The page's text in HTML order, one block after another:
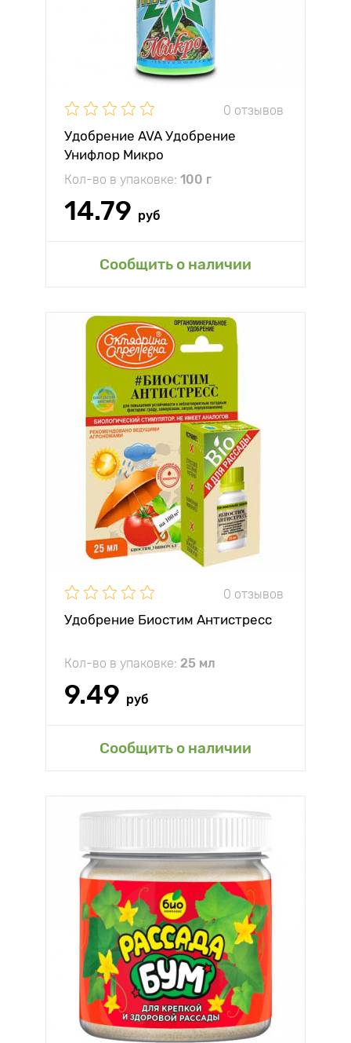
0 отзывов
Удобрение AVA Удобрение
Унифлор Микро
Кол-во в упаковке: 100 г
14.79 руб
Сообщить о наличии
0 отзывов
Удобрение Биостим Антистресс
Кол-во в упаковке: 25 мл
9.49 руб
Сообщить о наличии